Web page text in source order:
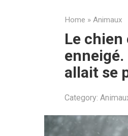
Home » Animaux
Le
enneigé.
allait se
Category: